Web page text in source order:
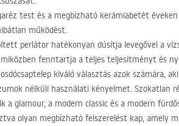
test és a megbízható kerámiabetét
működést.
perlátor hatékonyan dúsítja levegővel a
fenntartja a teljes teljesítményt és
kiváló választás azok számára,
nélküli használati kényelmet. Szokatlan
a glamour, a modern classic és a modern
olyan megbízható felszerelést kap, amely